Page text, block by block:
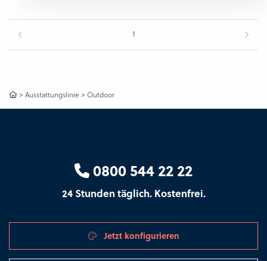
1
>Ausstattungslinie >Outdoor
0800 544 22 22
24 Stunden täglich. Kostenfrei.
Jetzt konfigurieren